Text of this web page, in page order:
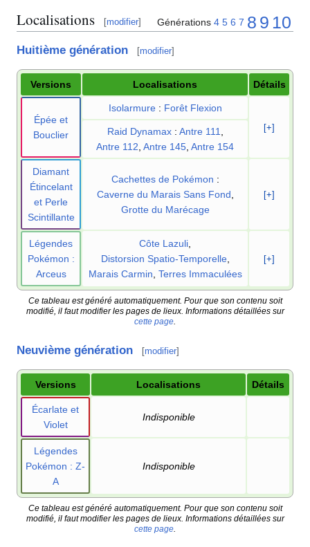
Localisations [modifier] Générations 4 5 6 7 8 9 10
Huitième génération [modifier]
Versions Localisations Détails
Épée et
Bouclier
Isolarmure : Forêt Flexion
[+]
Raid Dynamax : Antre 111
Antre 112 Antre 145 Antre 154
Diamant
Étincelant
et Perle
Scintillante
Cachettes de Pokémon :
Caverne du Marais Sans Fond
Grotte du Marécage
[+]
Légendes
Pokémon :
Arceus
Côte Lazuli
Distorsion Spatio-Temporelle,
Marais Carmin Terres Immaculées
[+]
Ce tableau est généré automatiquement. Pour que son contenu soit
modifié, il faut modifier les pages de lieux. Informations détaillées sur
cette page
Neuvième génération [modifier]
Versions Localisations Détails
Écarlate et
Violet
Indisponible
Légendes
Pokémon : Z-
A
Indisponible
Ce tableau est généré automatiquement. Pour que son contenu soit
modifié, il faut modifier les pages de lieux. Informations détaillées sur
cette page